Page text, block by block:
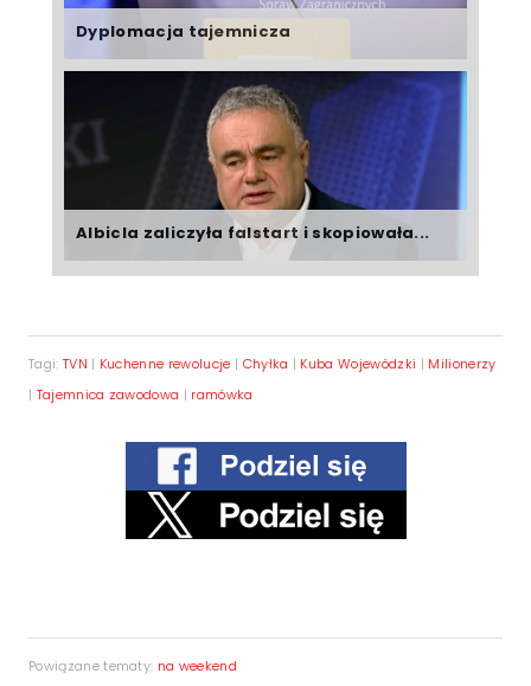
Dyplomacja tajemnicza
Albicla zaliczyła falstart i skopiowała...
Tagi: TVN | Kuchenne rewolucje | Chyłka | Kuba Wojewódzki | Milionerzy
| Tajemnica zawodowa | ramówka
Powiązane tematy: na weekend